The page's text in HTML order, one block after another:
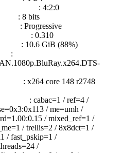
: 4:2:0
bits
: 0.310
GiB (88%)
:
core 148 r2748
: cabac=1 / ref=4 /
/ me=umh /
/ mixed_ref=1 /
/ trellis=2 / 8x8dct=1 /
/ fast_pskip=1 /
/